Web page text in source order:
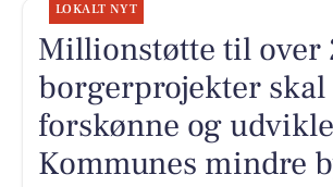
LOKALT NYT
Millionstøtte til over
borgerprojekter skal
forskønne og
Kommunes mindre